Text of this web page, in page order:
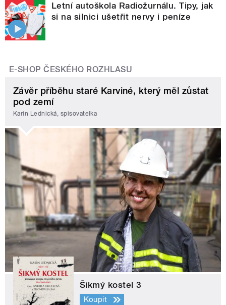
Letní autoškola Radiožurnálu. Tipy, jak
si na silnici ušetřit nervy i peníze
E-SHOP ČESKÉHO ROZHLASU
Závěr příběhu staré Karviné, který měl zůstat
pod zemí
Karin Lednická, spisovatelka
Šikmý kostel 3
Koupit